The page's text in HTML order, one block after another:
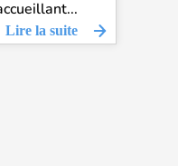
Lire la suite